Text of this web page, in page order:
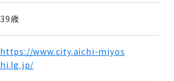
39歳
https://www.city.aichi-miyos
hi.lg.jp/